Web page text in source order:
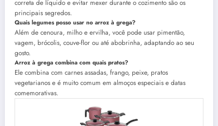
correta de líquido e evitar mexer durante o cozimento são os
principais segredos.
Quais legumes posso usar no arroz à grega?
Além de cenoura, milho e ervilha, você pode usar pimentão,
vagem, brócolis, couve-flor ou até abobrinha, adaptando ao seu
gosto.
Arroz à grega combina com quais pratos?
Ele combina com carnes assadas, frango, peixe, pratos
vegetarianos e é muito comum em almoços especiais e datas
comemorativas.